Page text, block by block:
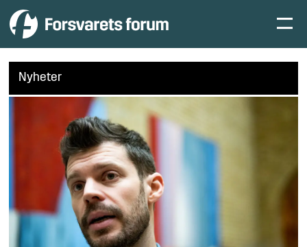
Nyheter